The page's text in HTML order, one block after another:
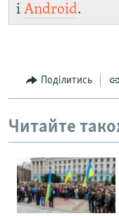
і Android.
Поділитись
Читайте